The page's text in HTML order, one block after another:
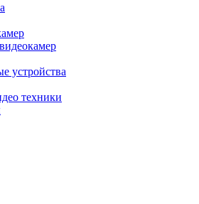
устройства
техники